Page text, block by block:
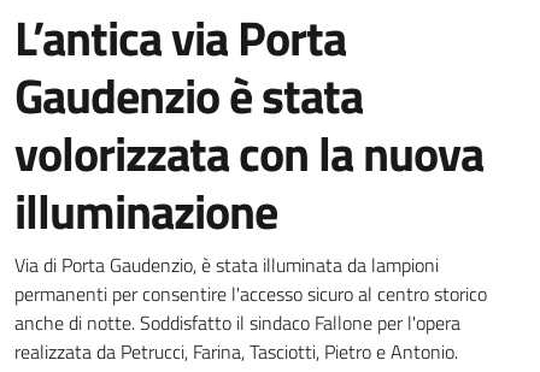
L’antica via Porta
Gaudenzio è stata
volorizzata con la nuova
illuminazione
Dettagli della notizia
Via di Porta Gaudenzio, è stata illuminata da lampioni
permanenti per consentire l'accesso sicuro al centro storico
anche di notte. Soddisfatto il sindaco Fallone per l'opera
realizzata da Petrucci, Farina, Tasciotti, Pietro e Antonio.